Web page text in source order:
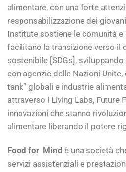
alimentare, con una forte
responsabilizzazione dei
Institute sostiene le comunità e
facilitano la transizione verso il
sostenibile [SDGs],
con agenzie delle Nazioni Unite,
tank” globali e industrie
attraverso i Living Labs, Future
innovazioni che stanno
alimentare liberando il potere
Food for Mind è una società
servizi assistenziali e